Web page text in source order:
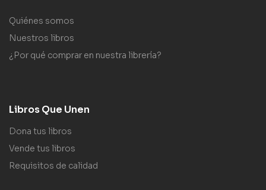
Quiénes somos
Nuestros libros
¿Por qué comprar en nuestra librería?
Libros Que Unen
Dona tus libros
Vende tus libros
Requisitos de calidad